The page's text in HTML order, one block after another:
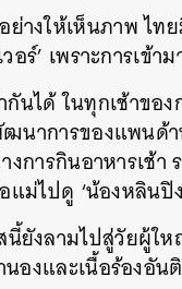
ย่างให้เห็นภาพ ไ
อร์’ เพราะการเข้
นได้ ในทุกเช้าของ
นาการของแพนด้
งการกินอาหารเช้
แม่ไปดู ‘น้องหลินปิ
นี้ยังลามไปสู่วัยผู้ให
องและเนื้อร้องอัน